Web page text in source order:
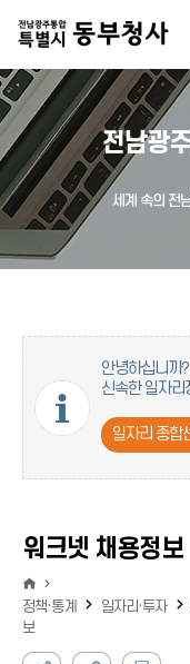
전남광
세계 속의 전
안녕하십니까
신속한 일자리
일자리 종합
워크넷 채용정보
정책·통계 일자리·투자
보